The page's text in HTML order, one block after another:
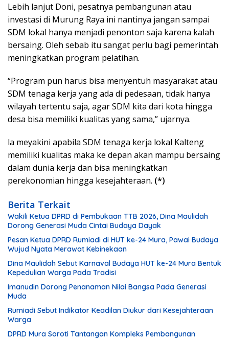
Lebih lanjut Doni, pesatnya pembangunan atau
investasi di Murung Raya ini nantinya jangan sampai
SDM lokal hanya menjadi penonton saja karena kalah
bersaing. Oleh sebab itu sangat perlu bagi pemerintah
meningkatkan program pelatihan.
“Program pun harus bisa menyentuh masyarakat atau
SDM tenaga kerja yang ada di pedesaan, tidak hanya
wilayah tertentu saja, agar SDM kita dari kota hingga
desa bisa memiliki kualitas yang sama,” ujarnya.
la meyakini apabila SDM tenaga kerja lokal Kalteng
memiliki kualitas maka ke depan akan mampu bersaing
dalam dunia kerja dan bisa meningkatkan
perekonomian hingga kesejahteraan. (*)
Berita Terkait
Wakili Ketua DPRD di Pembukaan TTB 2026, Dina Maulidah
Dorong Generasi Muda Cintai Budaya Dayak
Pesan Ketua DPRD Rumiadi di HUT ke-24 Mura, Pawai Budaya
Wujud Nyata Merawat Kebinekaan
Dina Maulidah Sebut Karnaval Budaya HUT ke-24 Mura Bentuk
Kepedulian Warga Pada Tradisi
Imanudin Dorong Penanaman Nilai Bangsa Pada Generasi
Muda
Rumiadi Sebut Indikator Keadilan Diukur dari Kesejahteraan
Warga
DPRD Mura Soroti Tantangan Kompleks Pembangunan